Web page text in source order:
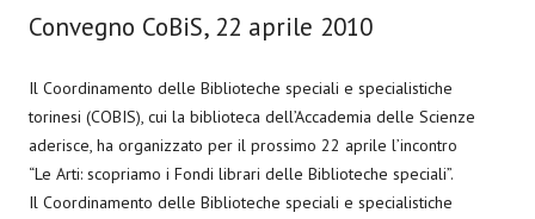
Convegno CoBiS, 22 aprile 2010
Il Coordinamento delle Biblioteche speciali e specialistiche
torinesi (COBIS), cui la biblioteca dell’Accademia delle Scienze
aderisce, ha organizzato per il prossimo 22 aprile l’incontro
“Le Arti: scopriamo i Fondi librari delle Biblioteche speciali”.
Il Coordinamento delle Biblioteche speciali e specialistiche